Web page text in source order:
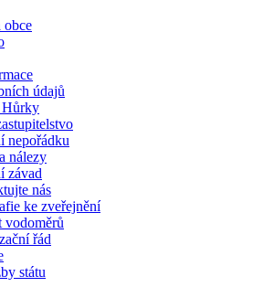
obce
údajů
Hůrky
nepořádku
nálezy
závad
nás
ke zveřejnění
vodoměrů
řád
státu